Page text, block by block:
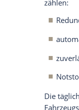
Ich bin
Der